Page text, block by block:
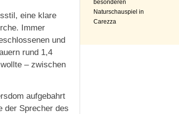
eine klare
Immer
und
rund 1,4
– zwischen
aufgebahrt
der Sprecher des
besonderen
Naturschauspiel in
Carezza